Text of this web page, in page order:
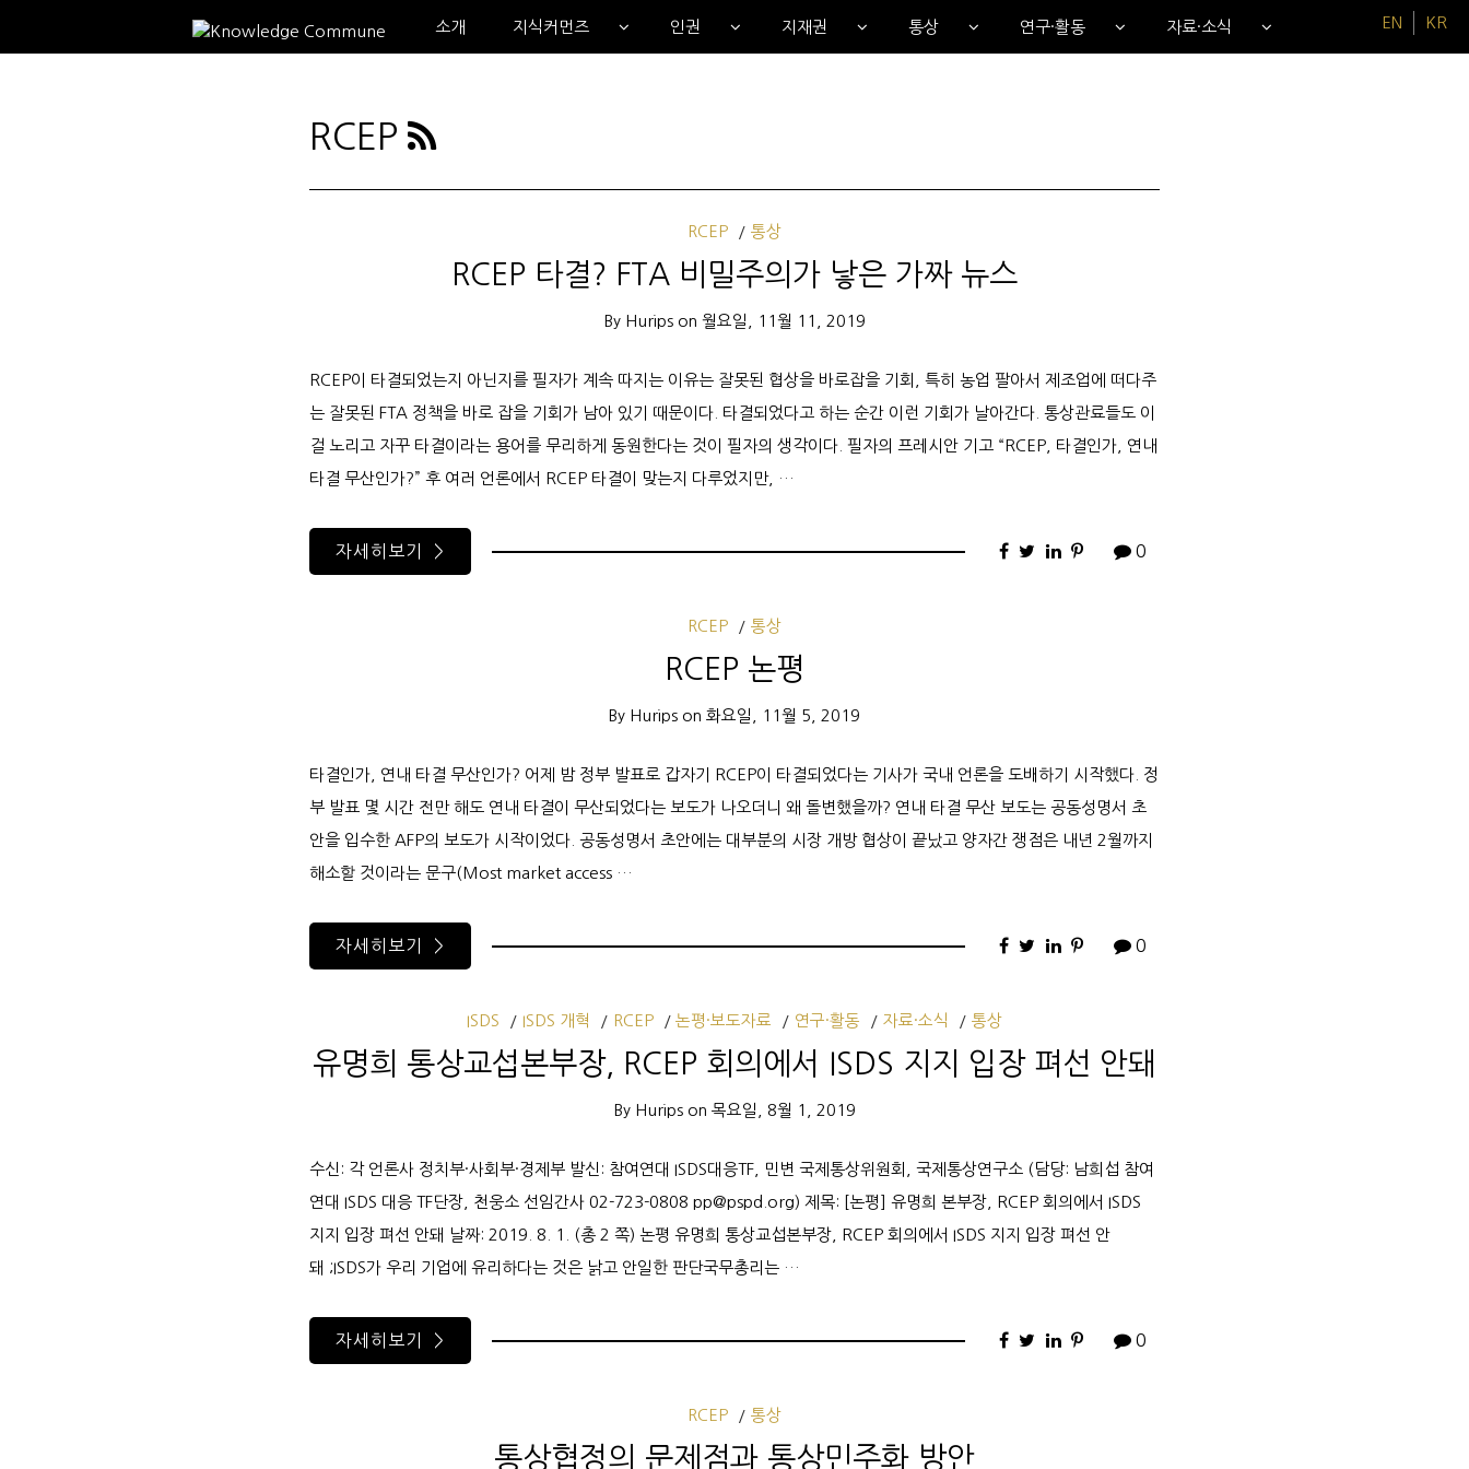
EN KR
소개 지식커먼즈 인권 지재권 통상 연구·활동 자료·소식
RCEP
RCEP 통상
RCEP 타결? FTA 비밀주의가 낳은 가짜 뉴스
By Hurips on 월요일, 11월 11, 2019
RCEP이 타결되었는지 아닌지를 필자가 계속 따지는 이유는 잘못된 협상을 바로잡을 기회, 특히 농업 팔아서 제조업에 떠다주
는 잘못된 FTA 정책을 바로 잡을 기회가 남아 있기 때문이다. 타결되었다고 하는 순간 이런 기회가 날아간다. 통상관료들도 이
걸 노리고 자꾸 타결이라는 용어를 무리하게 동원한다는 것이 필자의 생각이다. 필자의 프레시안 기고 “RCEP, 타결인가, 연내
타결 무산인가?” 후 여러 언론에서 RCEP 타결이 맞는지 다루었지만, …
자세히보기 > 0
RCEP 통상
RCEP 논평
By Hurips on화요일, 11월 5, 2019
타결인가, 연내 타결 무산인가? 어제 밤 정부 발표로 갑자기 RCEP이 타결되었다는 기사가 국내 언론을 도배하기 시작했다. 정
부 발표 몇 시간 전만 해도 연내 타결이 무산되었다는 보도가 나오더니 왜 돌변했을까? 연내 타결 무산 보도는 공동성명서 초
안을 입수한 AFP의 보도가 시작이었다. 공동성명서 초안에는 대부분의 시장 개방 협상이 끝났고 양자간 쟁점은 내년 2월까지
해소할 것이라는 문구(Most market access …
자세히보기 > 0
ISDS ISDS 개혁 RCEP 논평·보도자료 연구·활동 자료·소식 통상
유명희 통상교섭본부장, RCEP 회의에서 ISDS 지지 입장 펴선 안돼
By Hurips on 목요일, 8월 1, 2019
수신: 각 언론사 정치부·사회부·경제부 발신: 참여연대 ISDS대응TF, 민변 국제통상위원회, 국제통상연구소 (담당: 남희섭 참여
연대 ISDS 대응 TF단장, 천웅소 선임간사 02-723-0808 pp@pspd.org) 제목: [논평] 유명희 본부장, RCEP 회의에서 ISDS
지지 입장 펴선 안돼 날짜: 2019. 8. 1. (총 2 쪽) 논평 유명희 통상교섭본부장, RCEP 회의에서 ISDS 지지 입장 펴선 안
돼 ;ISDS가 우리 기업에 유리하다는 것은 낡고 안일한 판단국무총리는 …
자세히보기 > 0
RCEP 통상
통상협정의 문제점과 통상민주화 방안